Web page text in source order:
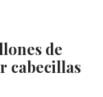
de
cabecillas